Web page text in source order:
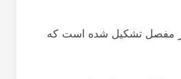
مفصل تشکیل شده است که